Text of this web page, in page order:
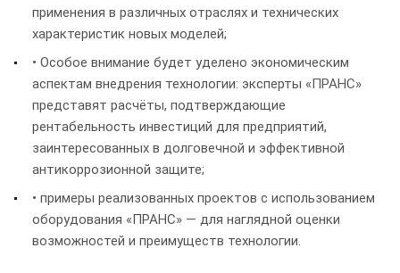
применения в различных отраслях и технических
характеристик новых моделей;
• Особое внимание будет уделено экономическим
аспектам внедрения технологии: эксперты «ПРАНС»
представят расчёты, подтверждающие
рентабельность инвестиций для предприятий,
заинтересованных в долговечной и эффективной
антикоррозионной защите;
• примеры реализованных проектов с использованием
оборудования «ПРАНС» — для наглядной оценки
возможностей и преимуществ технологии.